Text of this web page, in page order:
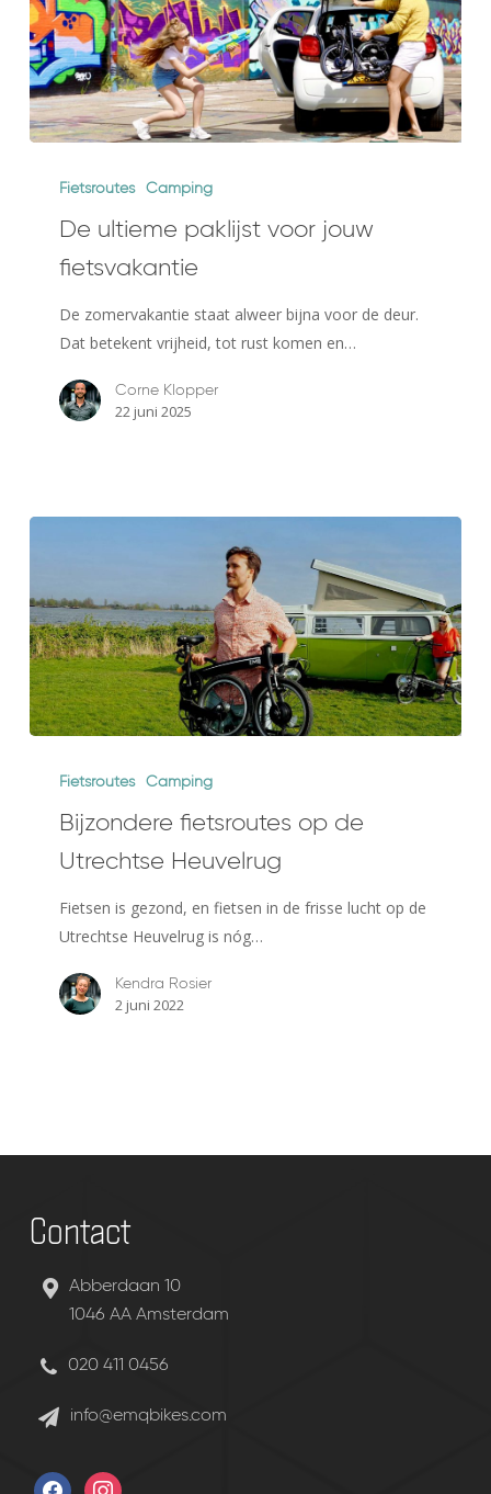
ultiemeFietsroutes Camping
De ultieme paklijst voor jouw
fietsvakantie
De zomervakantie staat alweer bijna voor de deur.
Dat betekent vrijheid, tot rust komen en…
Corne Klopper
22 juni 2025
fietsroutes
Utrechtse
Fietsroutes Camping
Bijzondere fietsroutes op de
Utrechtse Heuvelrug
Fietsen is gezond, en fietsen in de frisse lucht op de
Utrechtse Heuvelrug is nóg…
Kendra Rosier
2 juni 2022
Contact
Abberdaan 10
1046 AA Amsterdam
020 411 0456
info@emqbikes.com
facebookinstagram